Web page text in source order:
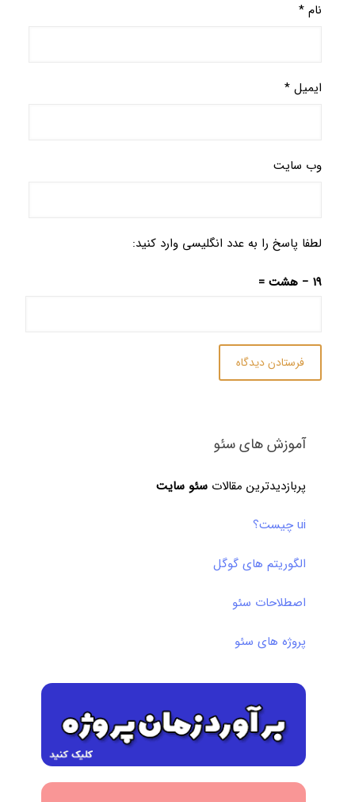
نام*
ایمیل*
وب‌ سایت
لطفا پاسخ را به عدد انگلیسی وارد کنید:
19 − هشت =
آموزش های سئو
پربازدیدترین مقالات سئو سایت
ui چیست؟
الگوریتم های گوگل
اصطلاحات سئو
پروژه های سئو